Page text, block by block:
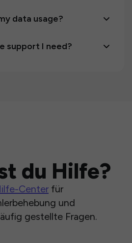
data usage?
support I need?
du Hilfe?
Center für
und
gestellte Fragen.